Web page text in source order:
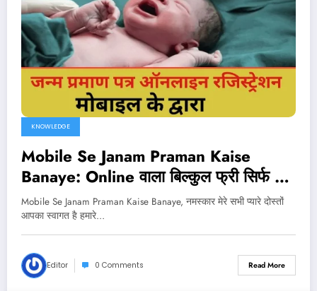
KNOWLEDGE
Mobile Se Janam Praman Kaise
Banaye: Online वाला बिल्कुल फ्री सिर्फ 2
मिनट में यहाँ से करे ऑनलाइन आवेदन !
Mobile Se Janam Praman Kaise Banaye, नमस्कार मेरे सभी प्यारे दोस्तों
आपका स्वागत है हमारे…
Editor 0 Comments Read More